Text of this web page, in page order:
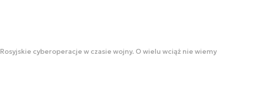
Rosyjskie cyberoperacje w czasie wojny. O wielu wciąż nie wiemy